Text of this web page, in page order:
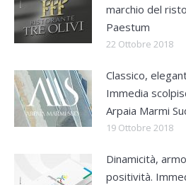
marchio del
Paestum
22 Ottobre 2018
Classico,
Immedia
Arpaia Marmi
19 Ottobre 2018
Dinamicità,
positività.